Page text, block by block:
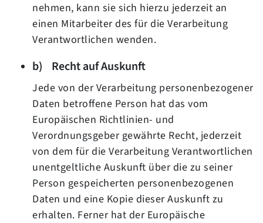
nehmen, kann sie sich hierzu jederzeit an
einen Mitarbeiter des für die Verarbeitung
Verantwortlichen wenden.
b) Recht auf Auskunft
Jede von der Verarbeitung personenbezogener
Daten betroffene Person hat das vom
Europäischen Richtlinien- und
Verordnungsgeber gewährte Recht, jederzeit
von dem für die Verarbeitung Verantwortlichen
unentgeltliche Auskunft über die zu seiner
Person gespeicherten personenbezogenen
Daten und eine Kopie dieser Auskunft zu
erhalten. Ferner hat der Europäische